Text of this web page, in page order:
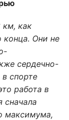
км, как
конца. Они не
сердечно-
спорте
работа в
сначала
максимума,